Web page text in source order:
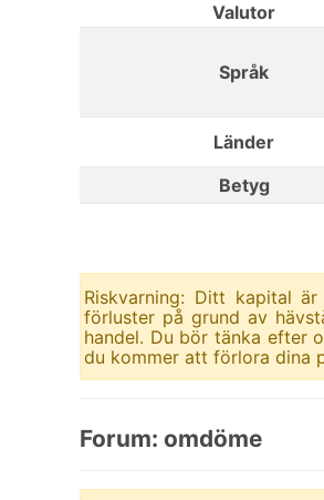
Valutor
Språk
Länder
Betyg
Riskvarning: Ditt kapital
förluster på grund av
handel. Du bör tänka efter
du kommer att förlora dina
Forum: omdöme